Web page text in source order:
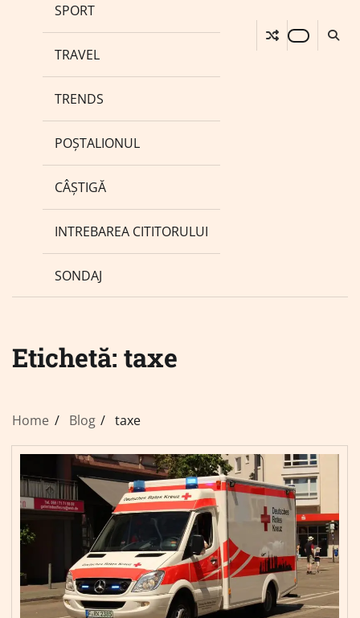
SPORT
TRAVEL
TRENDS
POȘTALIONUL
CÂȘTIGĂ
INTREBAREA CITITORULUI
SONDAJ
Etichetă: taxe
Home Blog taxe